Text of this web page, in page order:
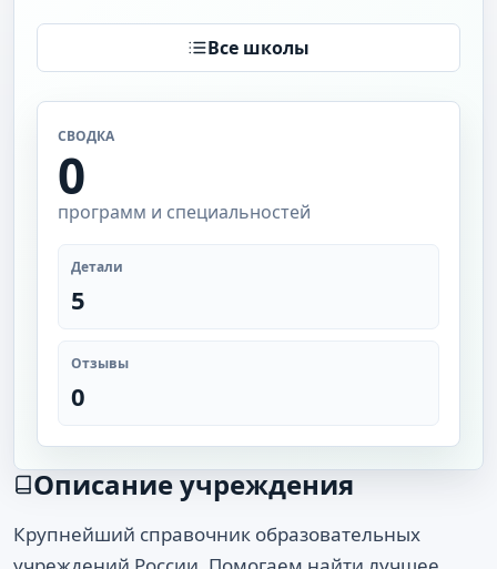
Все школы
СВОДКА
0
программ и специальностей
Детали
5
Отзывы
0
Описание учреждения
Крупнейший справочник образовательных